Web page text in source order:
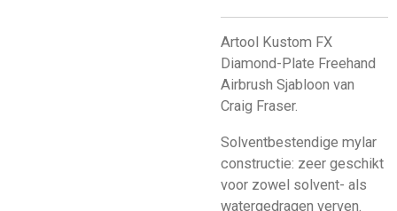
Artool Kustom FX
Diamond-Plate Freehand
Airbrush Sjabloon van
Craig Fraser.
Solventbestendige mylar
constructie: zeer geschikt
voor zowel solvent- als
watergedragen verven.